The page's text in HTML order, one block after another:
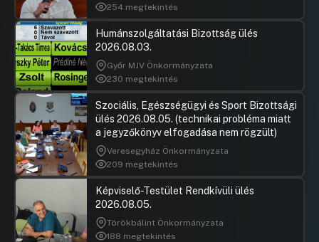
254 megtekintés
Humánszolgáltatási Bizottság ülés
2026.08.03.
Győr MJV Önkormányzata
230 megtekintés
Szociális, Egészségügyi és Sport Bizottsági
ülés 2026.08.05. (technikai probléma miatt
a jegyzőkönyv elfogadása nem rögzült)
Veresegyház Önkormányzata
209 megtekintés
Képviselő-Testület Rendkívüli ülés
2026.08.05.
Törökbálint Önkormányzata
188 megtekintés